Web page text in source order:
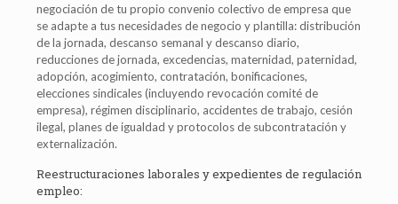
negociación de tu propio convenio colectivo de empresa que
se adapte a tus necesidades de negocio y plantilla: distribución
de la jornada, descanso semanal y descanso diario,
reducciones de jornada, excedencias, maternidad, paternidad,
adopción, acogimiento, contratación, bonificaciones,
elecciones sindicales (incluyendo revocación comité de
empresa), régimen disciplinario, accidentes de trabajo, cesión
ilegal, planes de igualdad y protocolos de subcontratación y
externalización.
Reestructuraciones laborales y expedientes de regulación
empleo: